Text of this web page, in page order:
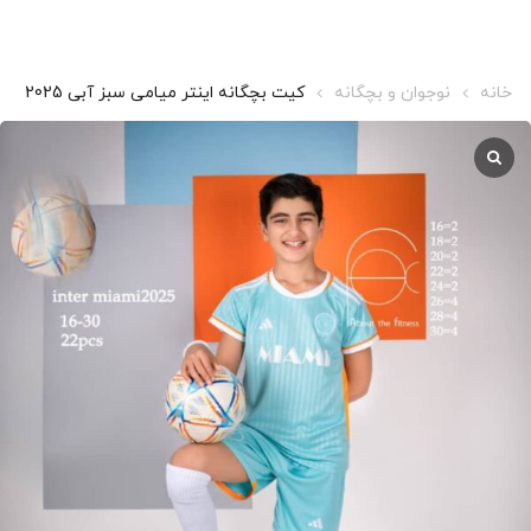
خانه نوجوان و بچگانه کیت بچگانه اینتر میامی سبز آبی 2025